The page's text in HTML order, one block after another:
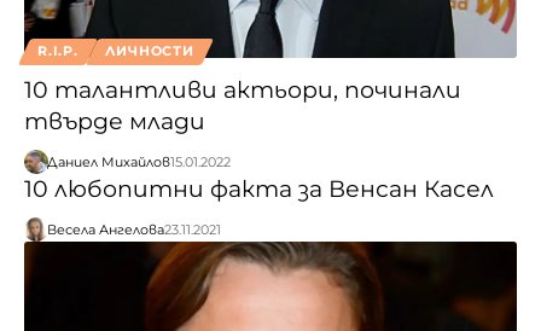
R.I.P. ЛИЧНОСТИ
10 талантливи актьори, починали
твърде млади
Даниел Михайлов15.01.2022
10 любопитни факта за Венсан Касел
Весела Ангелова23.11.2021